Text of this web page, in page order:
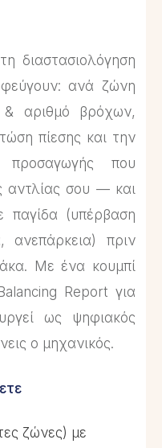
διαστασιολόγηση
ανά ζώνη
& αριθμό βρόχων,
πίεσης και την
προσαγωγής που
αντλίας σου — και
παγίδα (υπέρβαση
ανεπάρκεια) πριν
Με ένα κουμπί
Report για
ως ψηφιακός
ο μηχανικός.
ζώνες) με